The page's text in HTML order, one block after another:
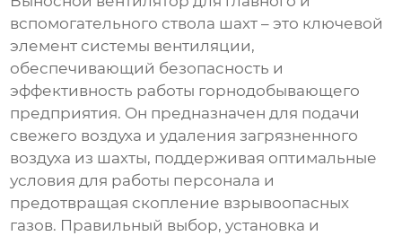
вспомогательного ствола шахт – это ключевой
элемент системы вентиляции,
обеспечивающий безопасность и
эффективность работы горнодобывающего
предприятия. Он предназначен для подачи
свежего воздуха и удаления загрязненного
воздуха из шахты, поддерживая оптимальные
условия для работы персонала и
предотвращая скопление взрывоопасных
газов. Правильный выбор, установка и